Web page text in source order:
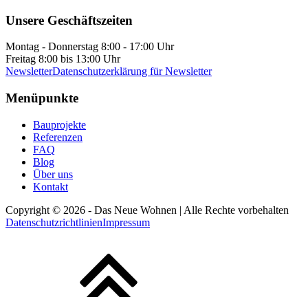
Unsere Geschäftszeiten
Montag - Donnerstag 8:00 - 17:00 Uhr
Freitag 8:00 bis 13:00 Uhr
NewsletterDatenschutzerklärung für Newsletter
Menüpunkte
Bauprojekte
Referenzen
FAQ
Blog
Über uns
Kontakt
Copyright © 2026 - Das Neue Wohnen | Alle Rechte vorbehalten
DatenschutzrichtlinienImpressum